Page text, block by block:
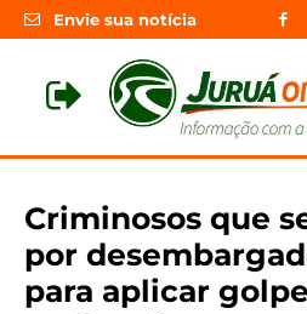
Envie sua notícia
Criminosos que
por
para aplicar